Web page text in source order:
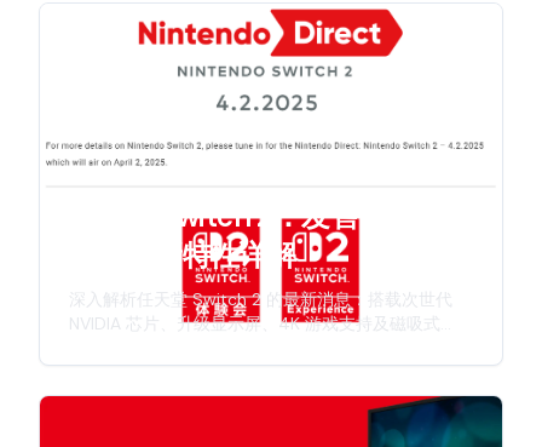
任天堂 Switch 2：发售日期、规
格与全新特性详解
深入解析任天堂 Switch 2 的最新消息：搭载次世代
NVIDIA 芯片、升级显示屏、4K 游戏支持及磁吸式
及任天堂新一代游戏主机的创新特性。